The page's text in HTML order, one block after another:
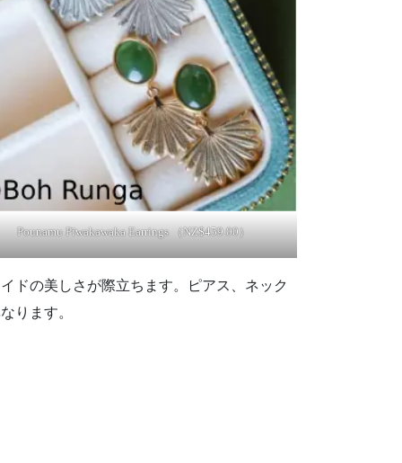
Pounamu Pīwakawaka Earrings （NZ$459.00）
ドの美しさが際立ちます。ピアス、ネック
ります。